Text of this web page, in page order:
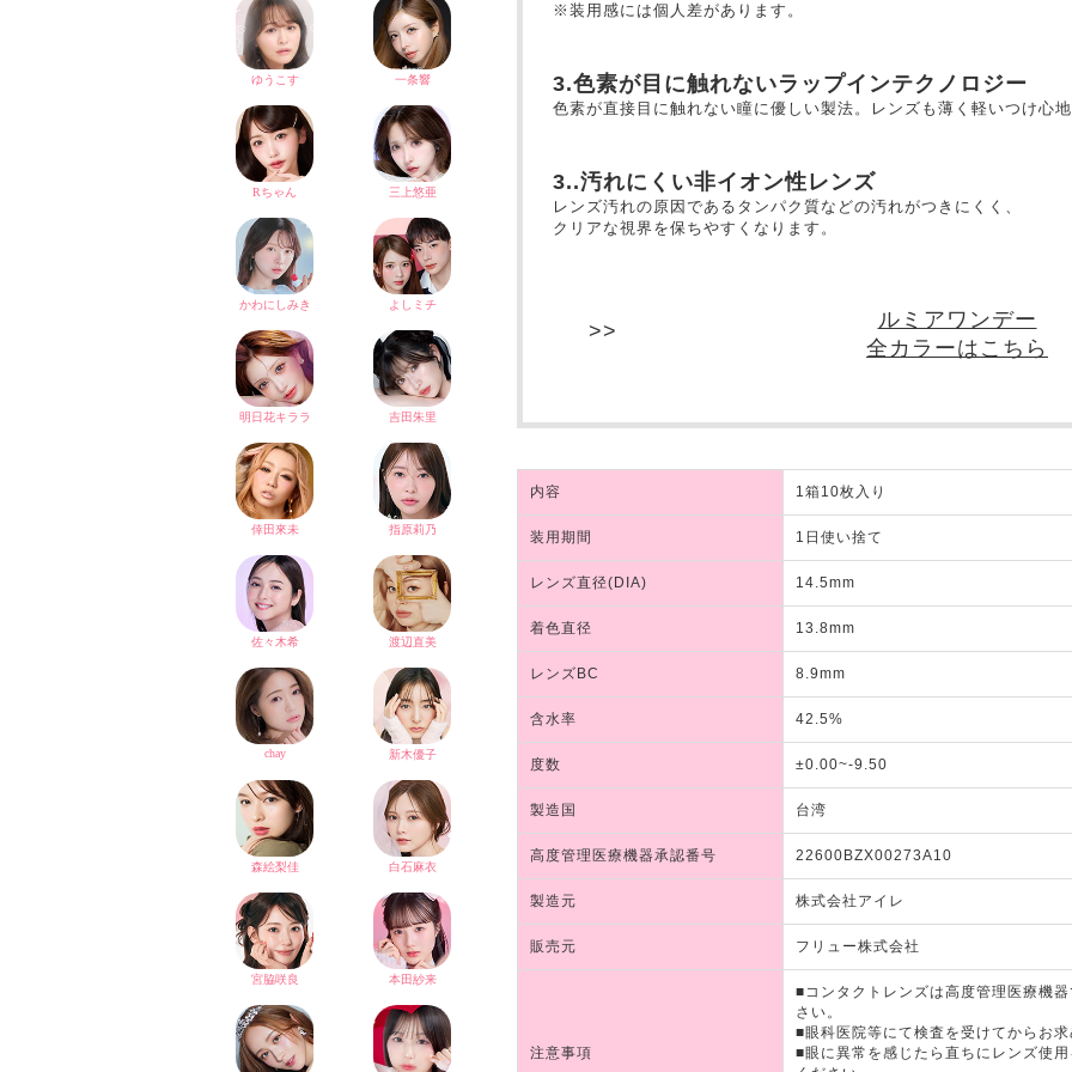
※装用感には個人差があります。
3.色素が目に触れないラップインテクノロジー
色素が直接目に触れない瞳に優しい製法。レンズも薄く軽いつけ心
3..汚れにくい非イオン性レンズ
レンズ汚れの原因であるタンパク質などの汚れがつきにくく、
クリアな視界を保ちやすくなります。
ルミアワンデー
全カラーはこちら
内容 1箱10枚入り
装用期間 1日使い捨て
レンズ直径(DIA) 14.5mm
着色直径 13.8mm
レンズBC 8.9mm
含水率 42.5%
度数 ±0.00~-9.50
製造国 台湾
高度管理医療機器承認番号 22600BZX00273A10
製造元 株式会社アイレ
販売元 フリュー株式会社
注意事項
■コンタクトレンズは高度管理医療機
さい。
■眼科医院等にて検査を受けてからお
■眼に異常を感じたら直ちにレンズ使